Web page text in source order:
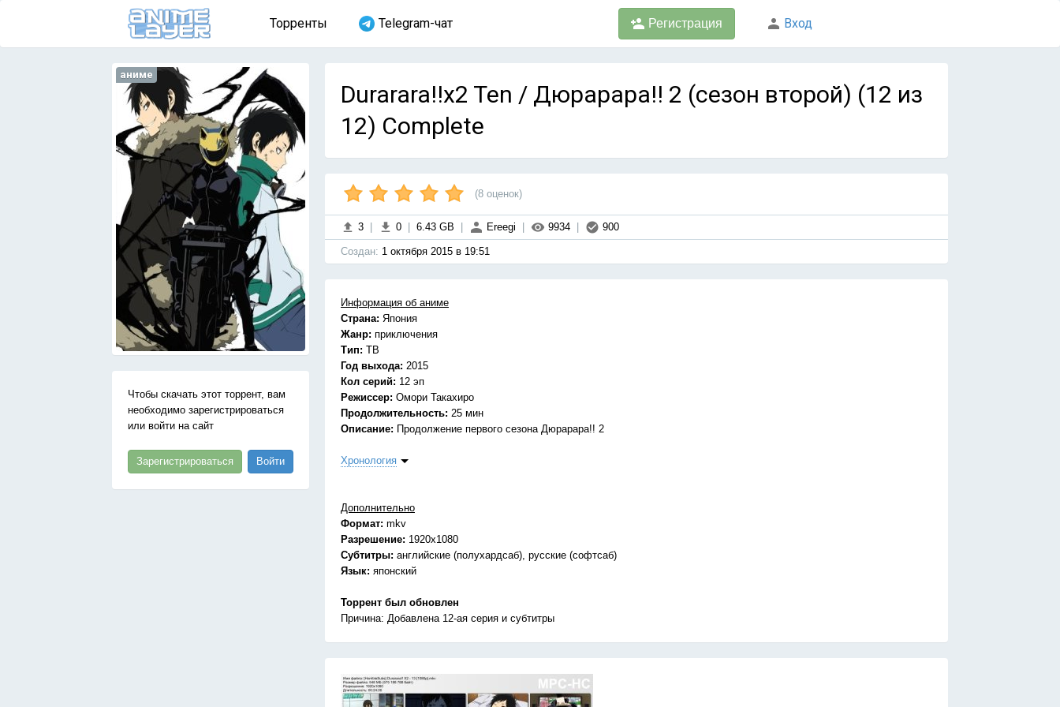
Торренты Telegram-чат Регистрация Вход
аниме
Чтобы скачать этот торрент, вам
необходимо зарегистрироваться
или войти на сайт
Зарегистрироваться Войти
Durarara!!x2 Ten / Дюрарара!! 2 (сезон второй) (12 из
12) Complete
(8 оценок)
3 0 6.43 GB Ereegi 9934 900
Cоздан: 1 октября 2015 в 19:51
Информация об аниме
Страна: Япония
Жанр: приключения
Тип: ТВ
Год выхода: 2015
Кол серий: 12 эп
Режиссер: Омори Такахиро
Продолжительность: 25 мин
Описание: Продолжение первого сезона Дюрарара!! 2
Хронология
Дополнительно
Формат: mkv
Разрешение: 1920х1080
Субтитры: английские (полухардсаб), русские (софтсаб)
Язык: японский
Торрент был обновлен
Причина: Добавлена 12-ая серия и субтитры